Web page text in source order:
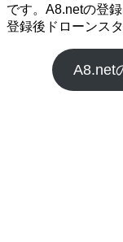
です。A8.netの登
登録後ドローンス
A8.net